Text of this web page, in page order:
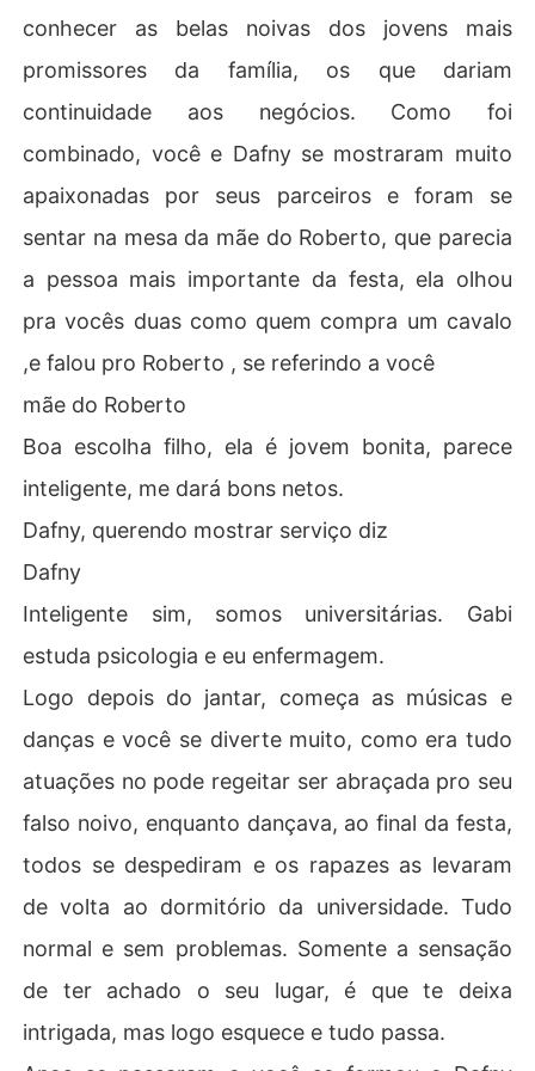
conhecer as belas noivas dos jovens mais
promissores da família, os que dariam
continuidade aos negócios. Como foi
combinado, você e Dafny se mostraram muito
apaixonadas por seus parceiros e foram se
sentar na mesa da mãe do Roberto, que parecia
a pessoa mais importante da festa, ela olhou
pra vocês duas como quem compra um cavalo
,e falou pro Roberto , se referindo a você
mãe do Roberto
Boa escolha filho, ela é jovem bonita, parece
inteligente, me dará bons netos.
Dafny, querendo mostrar serviço diz
Dafny
Inteligente sim, somos universitárias. Gabi
estuda psicologia e eu enfermagem.
Logo depois do jantar, começa as músicas e
danças e você se diverte muito, como era tudo
atuações no pode regeitar ser abraçada pro seu
falso noivo, enquanto dançava, ao final da festa,
todos se despediram e os rapazes as levaram
de volta ao dormitório da universidade. Tudo
normal e sem problemas. Somente a sensação
de ter achado o seu lugar, é que te deixa
intrigada, mas logo esquece e tudo passa.